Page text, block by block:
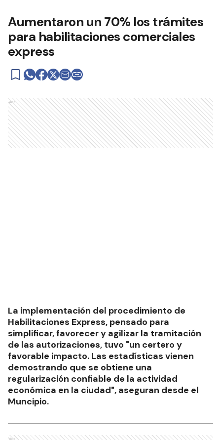
Aumentaron un 70% los trámites
para habilitaciones comerciales
express
Ads
La implementación del procedimiento de
Habilitaciones Express, pensado para
simplificar, favorecer y agilizar la tramitación
de las autorizaciones, tuvo "un certero y
favorable impacto. Las estadísticas vienen
demostrando que se obtiene una
regularización confiable de la actividad
económica en la ciudad", aseguran desde el
Muncipio.
Ads